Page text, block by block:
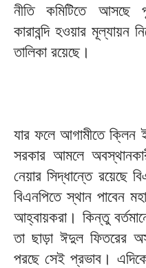
নীতি কমিটিতে আসছে
কারাবন্দি হওয়ার মূল্যায়ন
তালিকা রয়েছে।
যার ফলে আগামীতে ক্লিন
সরকার আমলে
নেয়ার সিদ্ধান্তে রয়েছে
বিএনপিতে স্থান পাবেন
আহ্বায়করা। কিন্তু
তা ছাড়া ঈদুল ফিতরের
পরছে সেই প্রভাব।